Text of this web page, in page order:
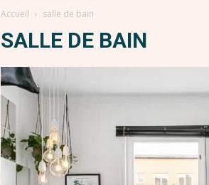
Accueil salle de bain
SALLE DE BAIN